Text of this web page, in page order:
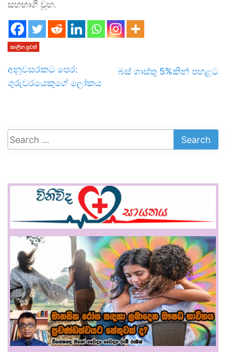
සහභාගී වූහ.
කාලීන පුවත්
අනූවසරකට පෙර:
ගුරුවරයෙකුගේ ලෝකය
බස් ගාස්තු 5%කින් පහළට